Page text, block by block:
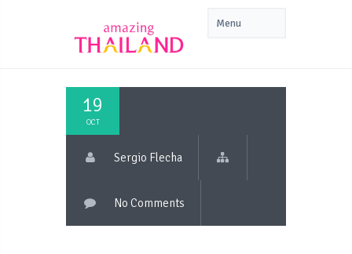
19
OCT
Sergio Flecha
No Comments